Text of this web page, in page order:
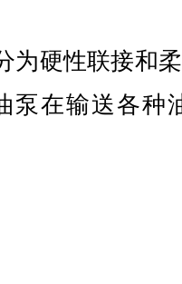
为硬性联接和
泵在输送各种